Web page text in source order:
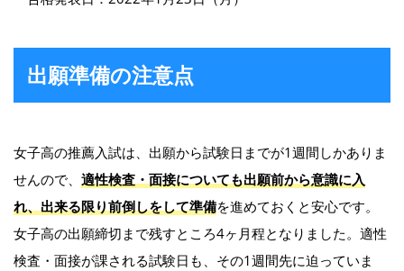
出願準備の注意点
女子高の推薦入試は、出願から試験日までが1週間しかありま
せんので、 適性検査・面接についても出願前から意識に入
れ、出来る限り前倒しをして準備を進めておくと安心です。
女子高の出願締切まで残すところ4ヶ月程となりました。適性
検査・面接が課される試験日も、その1週間先に迫っていま